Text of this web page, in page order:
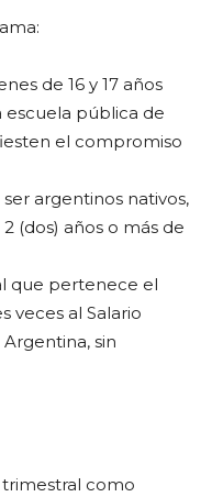
de 16 y 17 años
pública de
el compromiso
argentinos nativos,
(dos) años o más de
que pertenece el
veces al Salario
sin
como